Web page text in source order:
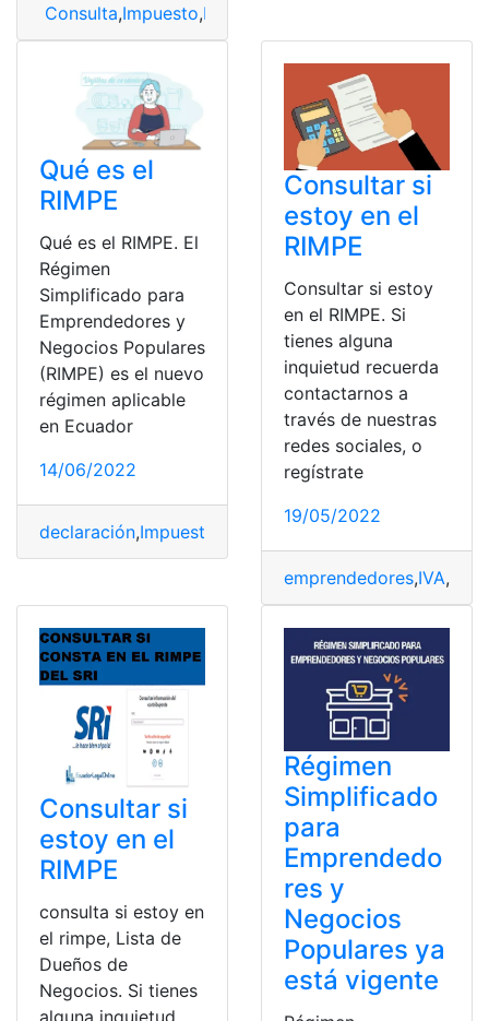
Consulta,Impuesto,Impuesto a la Renta
Qué es el
RIMPE
Qué es el RIMPE. El
Régimen
Simplificado para
Emprendedores y
Negocios Populares
(RIMPE) es el nuevo
régimen aplicable
en Ecuador
14/06/2022
declaración,Impuesto Renta RIMPE
Consultar si
estoy en el
RIMPE
Consultar si estoy
en el RIMPE. Si
tienes alguna
inquietud recuerda
contactarnos a
través de nuestras
redes sociales, o
regístrate
19/05/2022
emprendedores,IVA,
Consultar si
estoy en el
RIMPE
consulta si estoy en
el rimpe, Lista de
Dueños de
Negocios. Si tienes
alguna inquietud
Régimen
Simplificado
para
Emprendedo
res y
Negocios
Populares ya
está vigente